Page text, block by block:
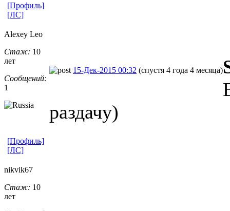
[Профиль]
[ЛС]
Alexey Leo
Стаж: 10
лет
Сообщений:
1
15-Дек-2015 00:32 (спустя 4 года 4 месяца)
раздачу)
[Профиль]
[ЛС]
nikvik67
Стаж: 10
лет